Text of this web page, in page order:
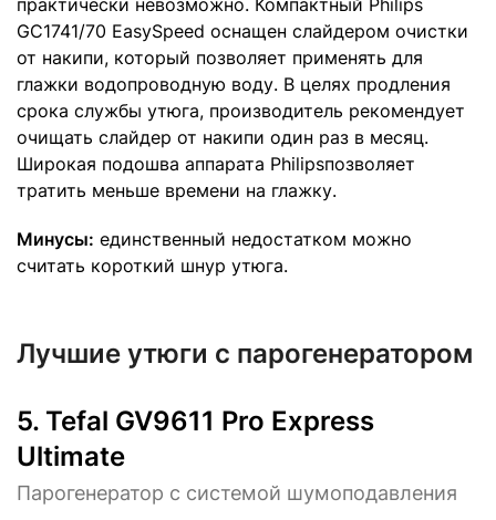
практически невозможно. Компактный Philips
GC1741/70 EasySpeed оснащен слайдером очистки
от накипи, который позволяет применять для
глажки водопроводную воду. В целях продления
срока службы утюга, производитель рекомендует
очищать слайдер от накипи один раз в месяц.
Широкая подошва аппарата Philipsпозволяет
тратить меньше времени на глажку.
Минусы: единственный недостатком можно
считать короткий шнур утюга.
Лучшие утюги с парогенератором
5. Tefal GV9611 Pro Express
Ultimate
Парогенератор с системой шумоподавления